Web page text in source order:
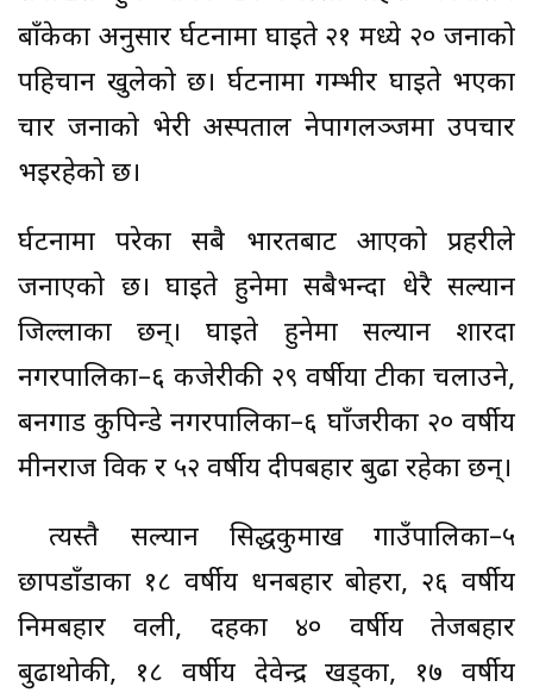
बाँकेका अनुसार दुर्घटनामा घाइते २१ मध्ये २० जनाको
पहिचान खुलेको छ। दुर्घटनामा गम्भीर घाइते भएका
चार जनाको भेरी अस्पताल नेपागलञ्जमा उपचार
भइरहेको छ।
दुर्घटनामा परेका सबै भारतबाट आएको प्रहरीले
जनाएको छ। घाइते हुनेमा सबैभन्दा धेरै सल्यान
जिल्लाका छन्। घाइते हुनेमा सल्यान शारदा
नगरपालिका–६ कजेरीकी २९ वर्षीया टीका चलाउने,
बनगाड कुपिन्डे नगरपालिका–६ घाँजरीका २० वर्षीय
मीनराज विक र ५२ वर्षीय दीपबहादुर बुढा रहेका छन्।
त्यस्तै सल्यान सिद्धकुमाख गाउँपालिका–५
छापडाँडाका १८ वर्षीय धनबहादुर बोहरा, २६ वर्षीय
निमबहादुर वली, दहका ४० वर्षीय तेजबहादुर
बुढाथोकी, १८ वर्षीय देवेन्द्र खड्का, १७ वर्षीय